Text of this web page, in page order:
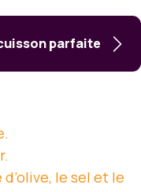
parfaite
le sel et le